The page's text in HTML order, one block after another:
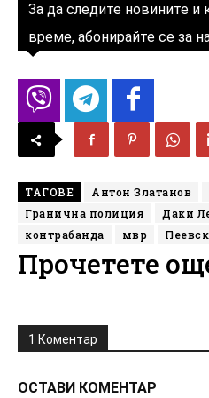
За да следите новините и
време, абонирайте се за
ТАГОВЕ Антон Златанов
Гранична полиция
Даки
контрабанда
мвр
Прочетете
1 Коментар
ОСТАВИ КОМЕНТАР